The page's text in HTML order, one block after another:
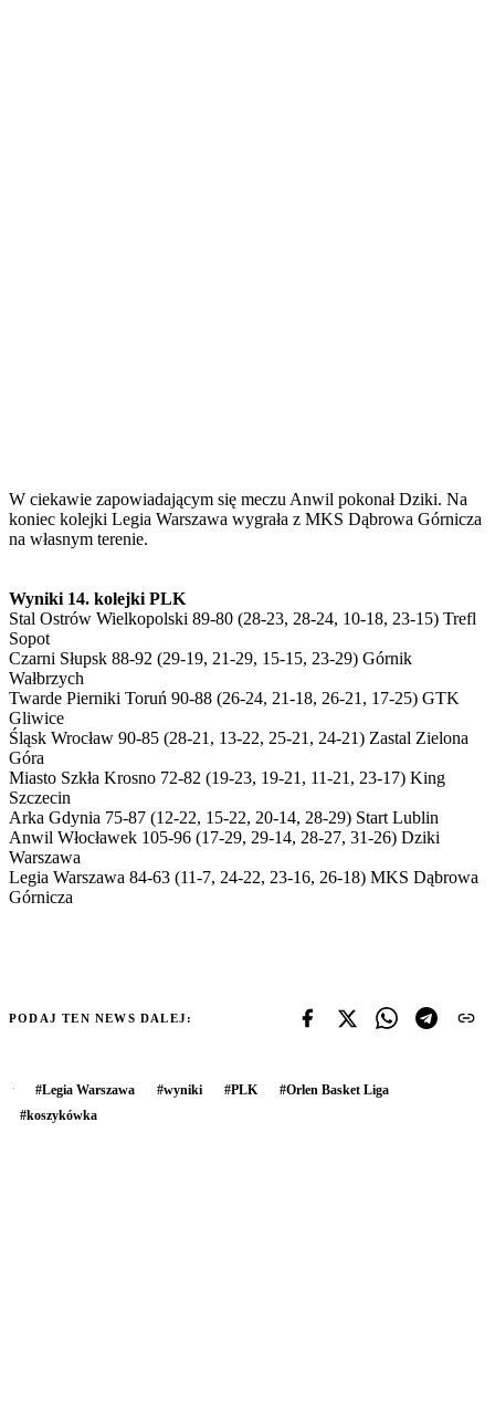
W ciekawie zapowiadającym się meczu Anwil pokonał Dziki. Na
koniec kolejki Legia Warszawa wygrała z MKS Dąbrowa Górnicza
na własnym terenie.
Wyniki 14. kolejki PLK
Stal Ostrów Wielkopolski 89-80 (28-23, 28-24, 10-18, 23-15) Trefl
Sopot
Czarni Słupsk 88-92 (29-19, 21-29, 15-15, 23-29) Górnik
Wałbrzych
Twarde Pierniki Toruń 90-88 (26-24, 21-18, 26-21, 17-25) GTK
Gliwice
Śląsk Wrocław 90-85 (28-21, 13-22, 25-21, 24-21) Zastal Zielona
Góra
Miasto Szkła Krosno 72-82 (19-23, 19-21, 11-21, 23-17) King
Szczecin
Arka Gdynia 75-87 (12-22, 15-22, 20-14, 28-29) Start Lublin
Anwil Włocławek 105-96 (17-29, 29-14, 28-27, 31-26) Dziki
Warszawa
Legia Warszawa 84-63 (11-7, 24-22, 23-16, 26-18) MKS Dąbrowa
Górnicza
PODAJ TEN NEWS DALEJ:
#Legia Warszawa #wyniki #PLK #Orlen Basket Liga
#koszykówka